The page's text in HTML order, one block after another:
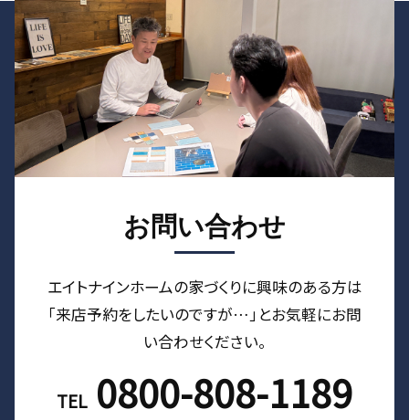
お問い合わせ
エイトナインホームの家づくりに興味のある⽅は
「来店予約をしたいのですが…」とお気軽にお問
い合わせください。
TEL 0800-808-1189